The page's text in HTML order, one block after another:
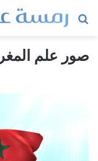
بحث
صور علم